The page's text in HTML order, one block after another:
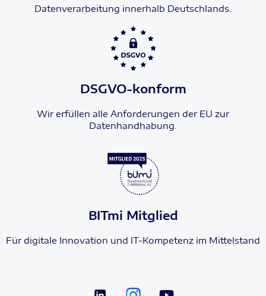
Datenverarbeitung innerhalb Deutschlands.
DSGVO-konform
Wir erfüllen alle Anforderungen der EU zur
Datenhandhabung.
BITmi Mitglied
Für digitale Innovation und IT-Kompetenz im Mittelstand